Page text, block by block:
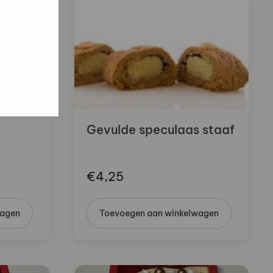
Gevulde speculaas staaf
€4,25
Toevoegen aan winkelwagen
Er
van